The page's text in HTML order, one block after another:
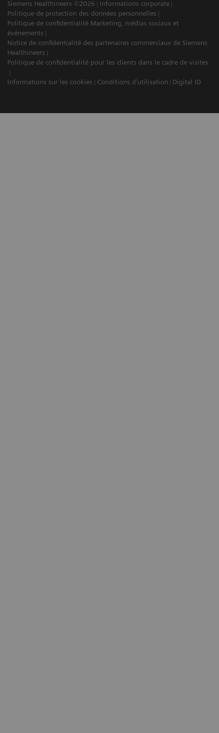
Siemens Healthineers ©2026
Informations corporate
Politique de protection des données personnelles
Politique de confidentialité Marketing, médias sociaux et
événements
Notice de confidentialité des partenaires commerciaux de Siemens
Healthineers
Politique de confidentialité pour les clients dans le cadre de visites
Informations sur les cookies Conditions d'utilisation Digital ID